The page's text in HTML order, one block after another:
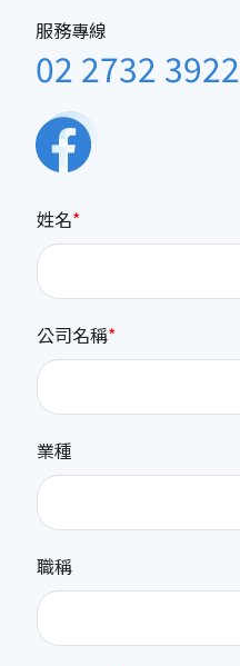
服務專線
02 2732 3922
姓名
公司名稱
業種
職稱